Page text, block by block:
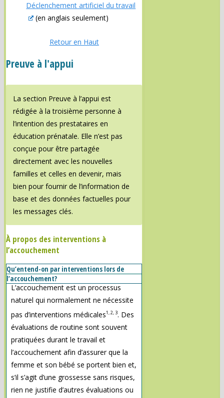
Déclenchement artificiel du travail
(en anglais seulement)
Retour en Haut
Preuve à l'appui
La section Preuve à l’appui est
rédigée à la troisième personne à
l’intention des prestataires en
éducation prénatale. Elle n’est pas
conçue pour être partagée
directement avec les nouvelles
familles et celles en devenir, mais
bien pour fournir de l’information de
base et des données factuelles pour
les messages clés.
À propos des interventions à
l’accouchement
Qu’entend-on par interventions lors de
l’accouchement?
L’accouchement est un processus
naturel qui normalement ne nécessite
pas d’interventions médicales1, 2, 3. Des
évaluations de routine sont souvent
pratiquées durant le travail et
l’accouchement afin d’assurer que la
femme et son bébé se portent bien et,
s’il s’agit d’une grossesse sans risques,
rien ne justifie d’autres évaluations ou